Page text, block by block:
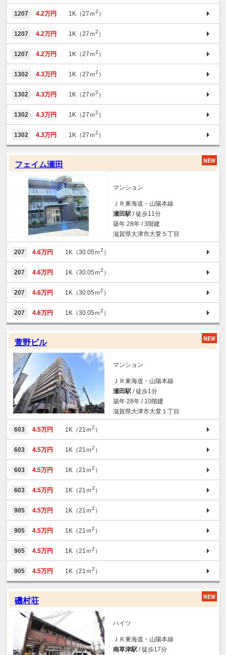
1207 4.2万円 1K（27ｍ2 ）
1207 4.2万円 1K（27ｍ2 ）
1207 4.2万円 1K（27ｍ2 ）
1302 4.3万円 1K（27ｍ2 ）
1302 4.3万円 1K（27ｍ2 ）
1302 4.3万円 1K（27ｍ2 ）
1302 4.3万円 1K（27ｍ2 ）
フェイム瀬田
マンション
ＪＲ東海道・山陽本線
瀬田駅 / 徒歩11分
築年 28年 / 3階建
滋賀県大津市大萱５丁目
207 4.6万円 1K（30.05ｍ2 ）
207 4.6万円 1K（30.05ｍ2 ）
207 4.6万円 1K（30.05ｍ2 ）
207 4.6万円 1K（30.05ｍ2 ）
萱野ビル
マンション
ＪＲ東海道・山陽本線
瀬田駅 / 徒歩1分
築年 28年 / 10階建
滋賀県大津市大萱１丁目
603 4.5万円 1K（21ｍ2 ）
603 4.5万円 1K（21ｍ2 ）
603 4.5万円 1K（21ｍ2 ）
603 4.5万円 1K（21ｍ2 ）
905 4.5万円 1K（21ｍ2 ）
905 4.5万円 1K（21ｍ2 ）
905 4.5万円 1K（21ｍ2 ）
905 4.5万円 1K（21ｍ2 ）
磯村荘
ハイツ
ＪＲ東海道・山陽本線
南草津駅 / 徒歩17分